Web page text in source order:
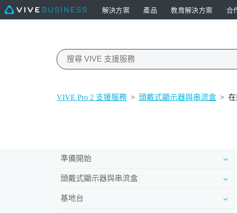
解決方案 產品 教育解決方案 合
VIVE Pro 2 支援服務 > 頭戴式顯示器與串流盒 >
準備開始
頭戴式顯示器與串流盒
基地台